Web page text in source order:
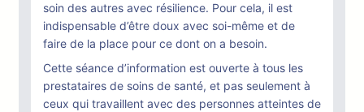
soin des autres avec résilience. Pour cela, il est
indispensable d’être doux avec soi-même et de
faire de la place pour ce dont on a besoin.
Cette séance d’information est ouverte à tous les
prestataires de soins de santé, et pas seulement à
ceux qui travaillent avec des personnes atteintes de